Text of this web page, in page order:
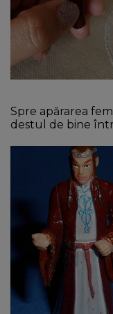
Spre apărarea
destul de bine